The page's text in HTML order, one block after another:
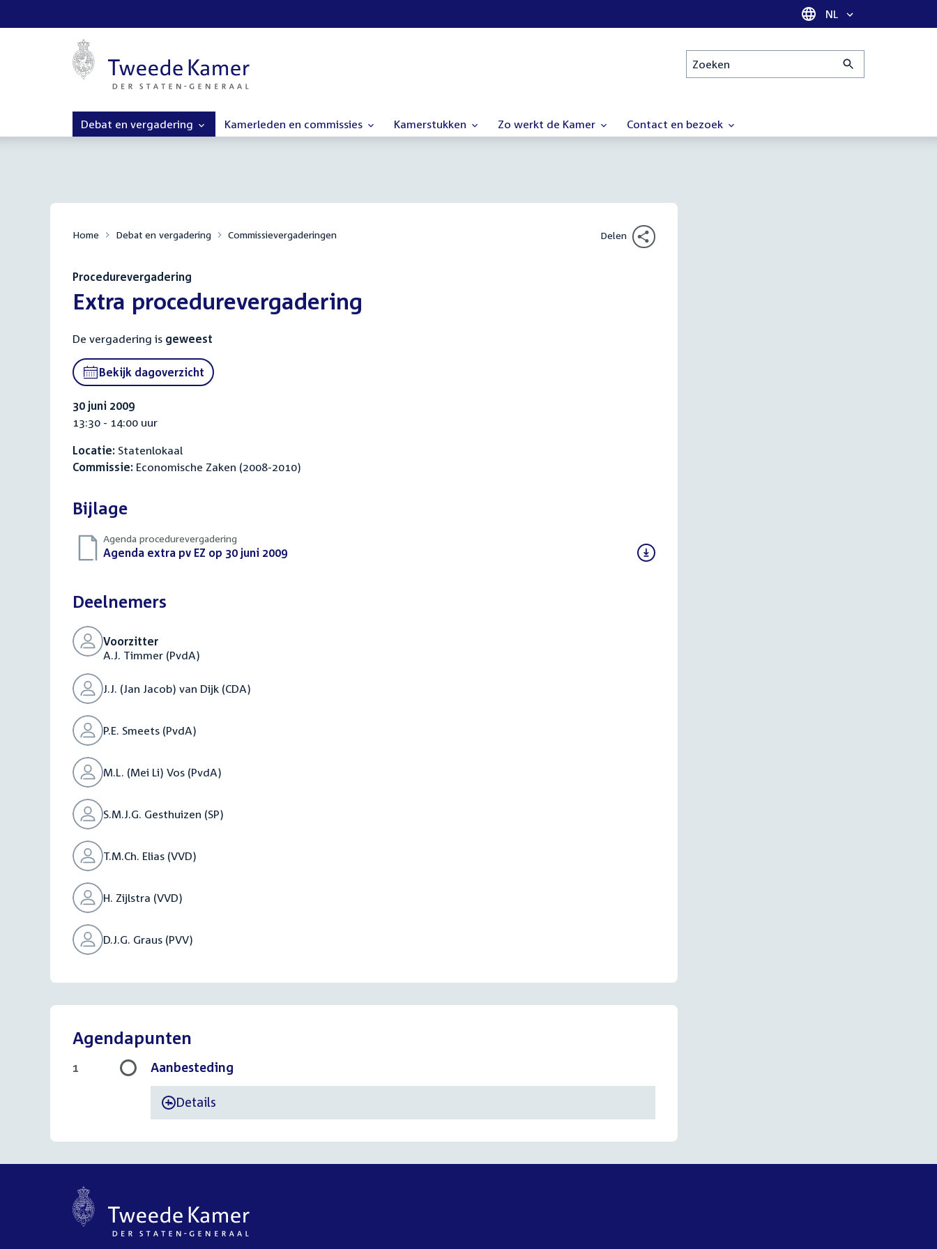
Taal selectie
NL
Zoeken
Debat en vergadering Kamerleden en commissies Kamerstukken Zo werkt de Kamer Contact en bezoek
Home Debat en vergadering Commissievergaderingen Delen
Procedurevergadering
:Extra procedurevergadering
De vergadering is geweest
Bekijk dagoverzicht
30 juni 2009
13:30 - 14:00 uur
Locatie: Statenlokaal
Commissie: Economische Zaken (2008-2010)
Bijlage
Agenda procedurevergadering
Download
Agenda extra pv EZ op 30 juni 2009
Deelnemers
Voorzitter
A.J. Timmer (PvdA)
J.J. (Jan Jacob) van Dijk (CDA)
P.E. Smeets (PvdA)
M.L. (Mei Li) Vos (PvdA)
S.M.J.G. Gesthuizen (SP)
T.M.Ch. Elias (VVD)
H. Zijlstra (VVD)
D.J.G. Graus (PVV)
Agendapunten
Aanbesteding
- Details
1